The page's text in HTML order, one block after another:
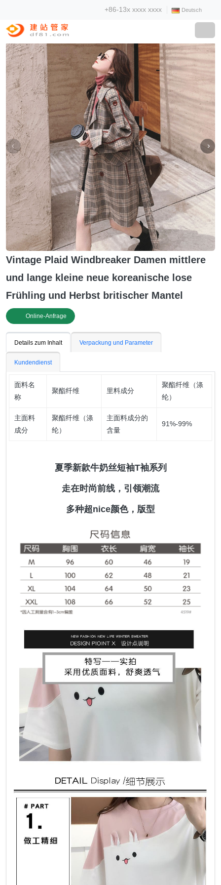
+86-13x xxxx xxxx Deutsch
Vintage Plaid Windbreaker Damen mittlere
und lange kleine neue koreanische lose
Frühling und Herbst britischer Mantel
Online-Anfrage
Details zum Inhalt Verpackung und Parameter
Kundendienst
面料名
称
聚酯纤维 里料成分
聚酯纤维（涤
纶）
主面料
成分
聚酯纤维（涤
纶）
主面料成分的
含量
91%-99%
夏季新款牛奶丝短袖T袖系列
走在时尚前线，引领潮流
多种超nice颜色，版型